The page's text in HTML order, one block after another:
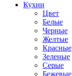
Кухни
Цвет
Белые
Черные
Желтые
Красные
Зеленые
Серые
Бежевые